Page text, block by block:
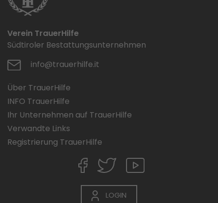
Verein TrauerHilfe
Südtiroler Bestattungsunternehmen
info@trauerhilfe.it
Über TrauerHilfe
INFO TrauerHilfe
Ihr Unternehmen auf TrauerHilfe
Verwandte Links
Registrierung TrauerHilfe
LOGIN